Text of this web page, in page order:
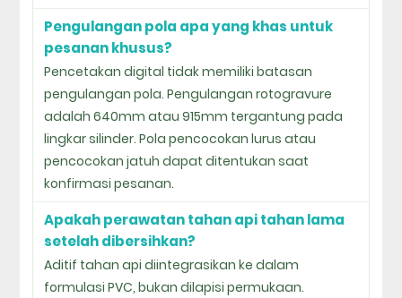
Pengulangan pola apa yang khas untuk
pesanan khusus?
Pencetakan digital tidak memiliki batasan
pengulangan pola. Pengulangan rotogravure
adalah 640mm atau 915mm tergantung pada
lingkar silinder. Pola pencocokan lurus atau
pencocokan jatuh dapat ditentukan saat
konfirmasi pesanan.
Apakah perawatan tahan api tahan lama
setelah dibersihkan?
Aditif tahan api diintegrasikan ke dalam
formulasi PVC, bukan dilapisi permukaan.